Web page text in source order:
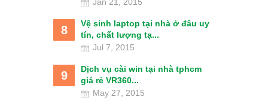
Jan 21, 2015
8
Vệ sinh laptop tại nhà ở đâu uy
tín, chất lượng tạ...
Jul 7, 2015
9
Dịch vụ cài win tại nhà tphcm
giá rẻ VR360...
May 27, 2015